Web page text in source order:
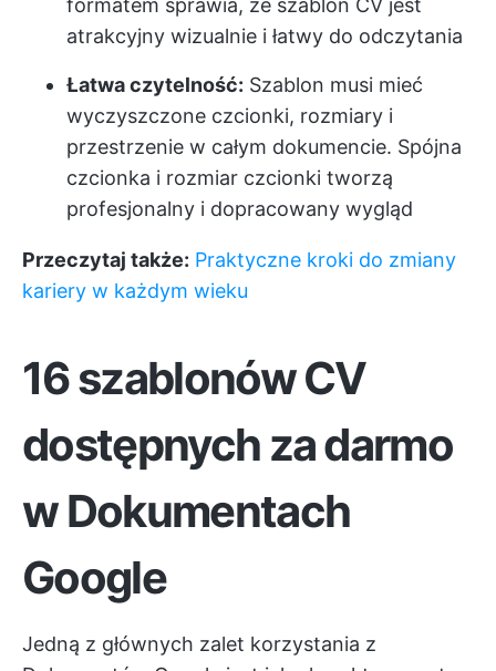
formatem sprawia, że szablon CV jest
atrakcyjny wizualnie i łatwy do odczytania
Łatwa czytelność: Szablon musi mieć
wyczyszczone czcionki, rozmiary i
przestrzenie w całym dokumencie. Spójna
czcionka i rozmiar czcionki tworzą
profesjonalny i dopracowany wygląd
Przeczytaj także: Praktyczne kroki do zmiany
kariery w każdym wieku
16 szablonów CV
dostępnych za darmo
w Dokumentach
Google
Jedną z głównych zalet korzystania z